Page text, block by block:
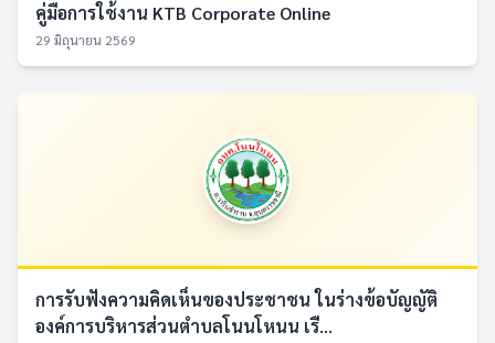
คู่มือการใช้งาน KTB Corporate Online
29 มิถุนายน 2569
การรับฟังความคิดเห็นของประชาชน ในร่างข้อบัญญัติ
องค์การบริหารส่วนตำบลโนนโหนน เรื...